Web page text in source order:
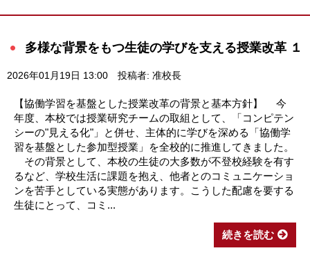
多様な背景をもつ生徒の学びを支える授業改革 １
2026年01月19日 13:00 投稿者: 准校長
【協働学習を基盤とした授業改革の背景と基本方針】 今
年度、本校では授業研究チームの取組として、「コンピテン
シーの"見える化"」と併せ、主体的に学びを深める「協働学
習を基盤とした参加型授業」を全校的に推進してきました。
その背景として、本校の生徒の大多数が不登校経験を有す
るなど、学校生活に課題を抱え、他者とのコミュニケーショ
ンを苦手としている実態があります。こうした配慮を要する
生徒にとって、コミ...
続きを読む